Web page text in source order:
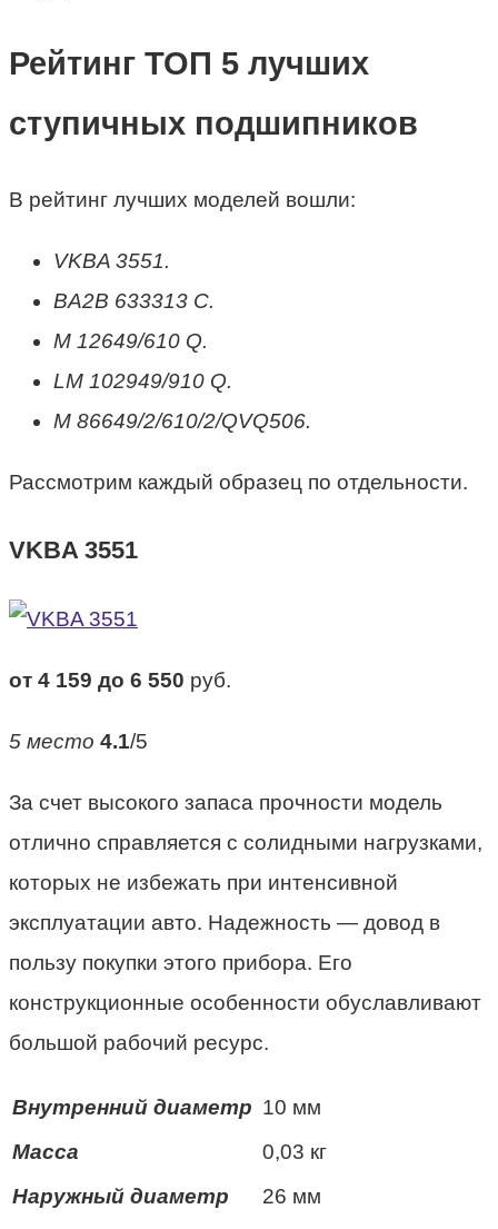
Рейтинг ТОП 5 лучших
ступичных подшипников
В рейтинг лучших моделей вошли:
VKBA 3551.
BA2B 633313 C.
M 12649/610 Q.
LM 102949/910 Q.
M 86649/2/610/2/QVQ506.
Рассмотрим каждый образец по отдельности.
VKBA 3551
от 4 159 до 6 550 руб.
5 место 4.1/5
За счет высокого запаса прочности модель
отлично справляется с солидными нагрузками,
которых не избежать при интенсивной
эксплуатации авто. Надежность — довод в
пользу покупки этого прибора. Его
конструкционные особенности обуславливают
большой рабочий ресурс.
Внутренний диаметр 10 мм
Масса
0,03 кг
Наружный диаметр
26 мм